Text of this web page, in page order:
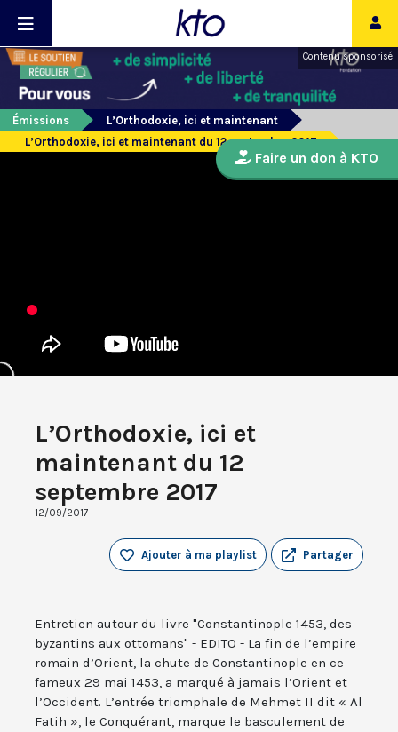
Contenu sponsorisé
Émissions
L’Orthodoxie, ici et maintenant
L’Orthodoxie, ici et maintenant du 12 septembre 2017
L’Orthodoxie, ici et
maintenant du 12
septembre 2017
12/09/2017
Partager
Ajouter à ma playlist
Entretien autour du livre "Constantinople 1453, des
byzantins aux ottomans" - EDITO - La fin de l’empire
romain d’Orient, la chute de Constantinople en ce
fameux 29 mai 1453, a marqué à jamais l’Orient et
l’Occident. L’entrée triomphale de Mehmet II dit « Al
Fatih », le Conquérant, marque le basculement de
Faire un don à KTO